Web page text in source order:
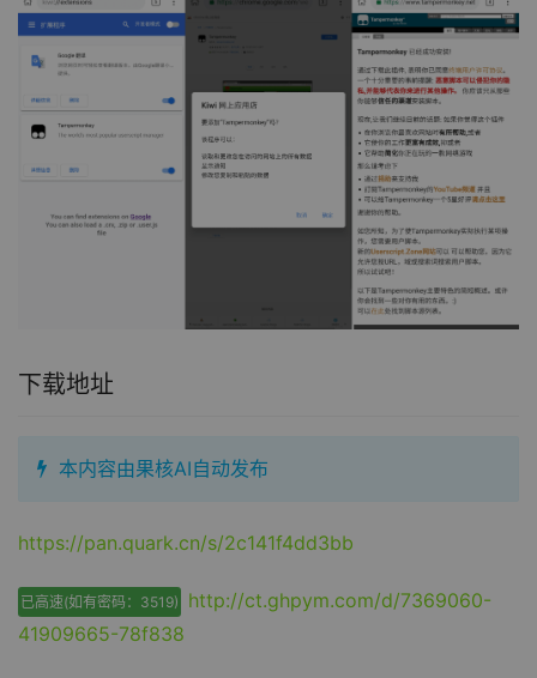
下载地址
本内容由果核AI自动发布
https://pan.quark.cn/s/2c141f4dd3bb
已高速(如有密码：3519)
http://ct.ghpym.com/d/7369060-
41909665-78f838